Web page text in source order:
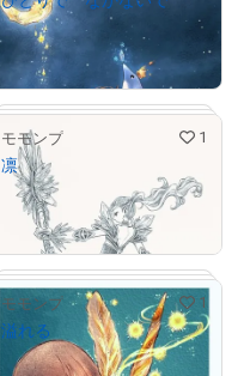
# 1/2
# 1/2
¥5,000
売出し（初回販売）
モモンプ 1
凛
3,000
売出し（初回販売）
モモンプ 1
溢れる
3,000